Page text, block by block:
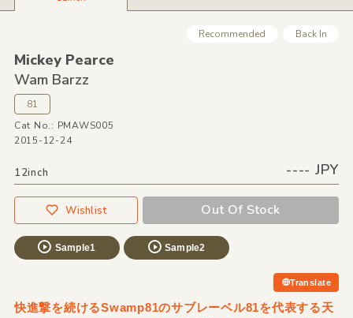
Recommended Back In
Mickey Pearce
Wam Barzz
81
Cat No.: PMAWS005
2015-12-24
12inch ---- JPY
Wishlist Out Of Stock
Sample1 Sample2
Translate
快進撃を続けるSwamp81のサブレーベル81を代表する天